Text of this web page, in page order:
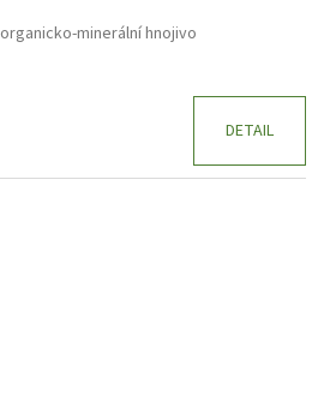
organicko-minerální hnojivo
DETAIL